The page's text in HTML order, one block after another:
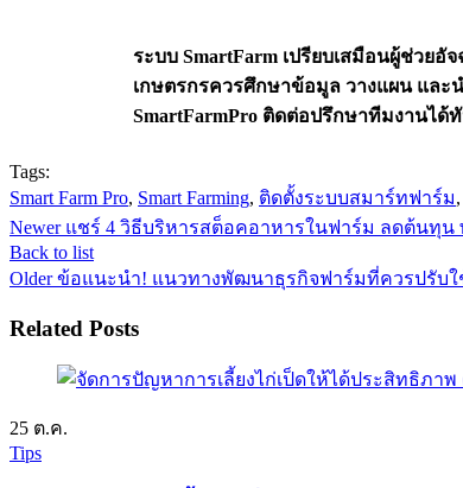
ระบบ SmartFarm เปรียบเสมือนผู้ช่วย
เกษตรกรควรศึกษาข้อมูล วางแผน แล
SmartFarmPro ติดต่อปรึกษาทีมงานได้
Tags:
Smart Farm Pro, Smart Farming, ติดตั้งระบบสมาร์ทฟาร์ม,
Newer แชร์ 4 วิธีบริหารสต็อคอาหารในฟาร์ม ลดต้นทุน
Back to list
Older ข้อแนะนำ! แนวทางพัฒนาธุรกิจฟาร์มที่ควรปรับใ
Related Posts
25 ต.ค.
Tips